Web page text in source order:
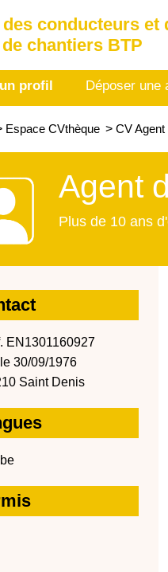
conducteurs et
chantiers BTP
profil Déposer une
Espace CVthèque > CV Agent
Agent
Plus de 10 ans
EN1301160927
30/09/1976
Saint Denis